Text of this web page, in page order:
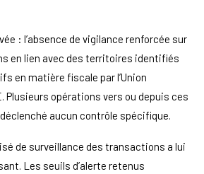
: l’absence de vigilance renforcée sur
en lien avec des territoires identifiés
en matière fiscale par l’Union
Plusieurs opérations vers ou depuis ces
aucun contrôle spécifique.
de surveillance des transactions a lui
Les seuils d’alerte retenus